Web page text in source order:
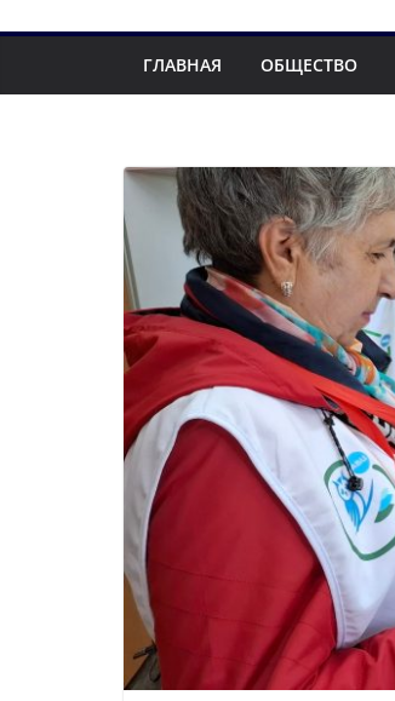
ГЛАВНАЯ ОБЩЕСТВО